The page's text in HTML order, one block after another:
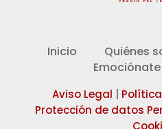
Inicio Quiénes
Emociónate
Aviso Legal
Protección de datos